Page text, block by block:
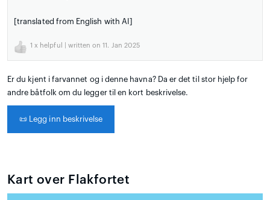
[translated from English with AI]
1 x helpful | written on 11. Jan 2025
Er du kjent i farvannet og i denne havna? Da er det til stor hjelp for
andre båtfolk om du legger til en kort beskrivelse.
📜 Legg inn beskrivelse
Kart over Flakfortet